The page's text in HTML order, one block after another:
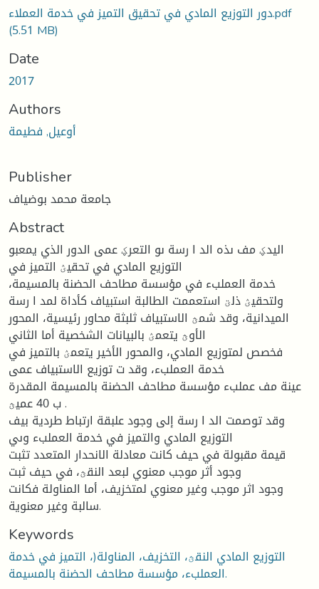
دور التوزيع المادي في تحقيق التميز في خدمة العملاء.pdf
(5.51 MB)
Date
2017
Authors
أوعيل, فطيمة
Publisher
جامعة محمد بوضياف
Abstract
اليدؼ مف ىذه الد ا رسة ىو التعرؼ عمى الدور الذي يمعبو
التوزيع المادي في تحقيؽ التميز في
خدمة العملبء في مؤسسة مطاحف الحضنة بالمسيمة،
ولتحقيؽ ذلؾ استعممت الطالبة استبياف كأداة لمد ا رسة
الميدانية، وقد شمؿ الاستبياف ثلبثة محاور رئيسية، المحور
الأوؿ يتعمؽ بالبيانات الشخصية أما الثاني
فخصص لمتوزيع المادي، والمحور الأخير يتعمؽ بالتميز في
خدمة العملبء، وقد ت توزيع الاستبياف عمى
عينة مف عملبء مؤسسة مطاحف الحضنة بالمسيمة المقدرة
ب 40 عميؿ .
وقد توصمت الد ا رسة إلى وجود علبقة ارتباط طردية بيف
التوزيع المادي والتميز في خدمة العملبء وىي
قيمة مقبولة في حيف كانت معادلة الانحدار المتعدد تثبت
وجود أثر موجب معنوي لبعد النقؿ، في حيف ثبت
وجود اثر موجب وغير معنوي لمتخزيف، أما المناولة فكانت
سالبة وغير معنوية.
Keywords
التوزيع المادي النقؿ، التخزيف، المناولة(، التميز في خدمة
العملبء، مؤسسة مطاحف الحضنة بالمسيمة.